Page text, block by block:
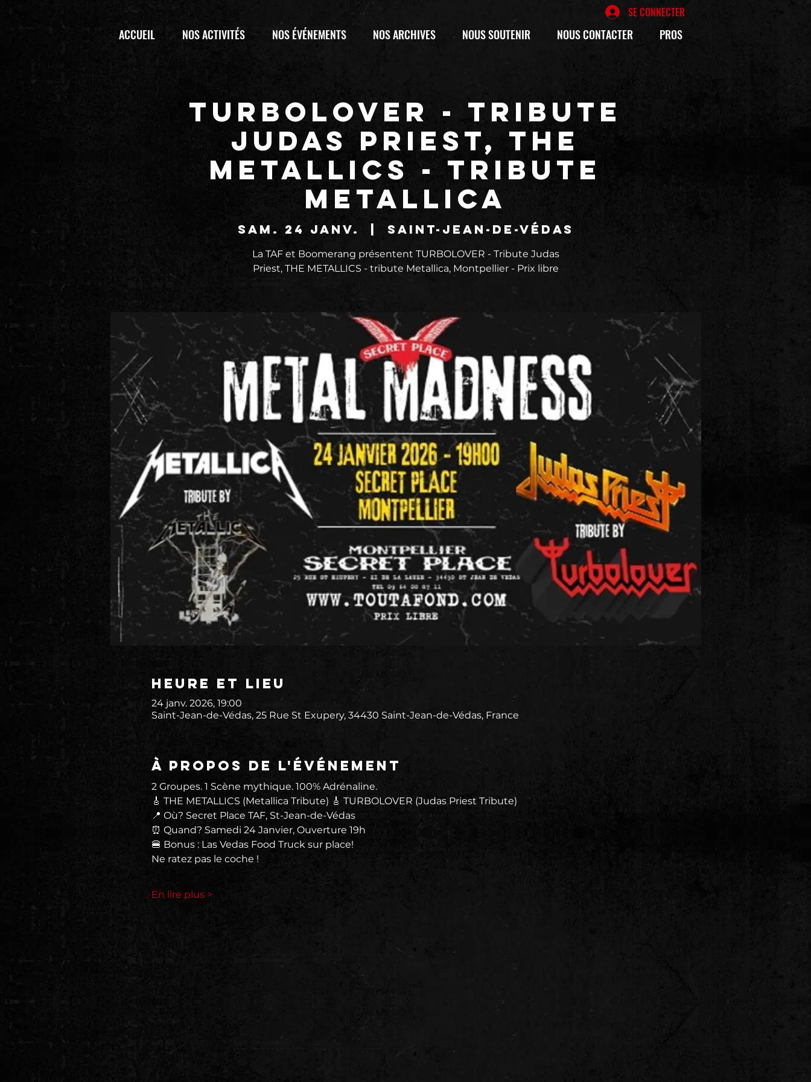
SE CONNECTER
ACCUEIL NOS ACTIVITÉS NOS ÉVÉNEMENTS NOS ARCHIVES NOUS SOUTENIR NOUS CONTACTER PROS
TURBOLOVER - Tribute
Judas Priest, THE
METALLICS - tribute
Metallica
sam. 24 janv. Saint-Jean-de-Védas
La TAF et Boomerang présentent TURBOLOVER - Tribute Judas
Heure et lieu
24 janv. 2026, 19:00
Saint-Jean-de-Védas, 25 Rue St Exupery, 34430 Saint-Jean-de-Védas, France
À propos de l'événement
2 Groupes. 1 Scène mythique. 100% Adrénaline.
🎸 THE METALLICS (Metallica Tribute) 🎸 TURBOLOVER (Judas Priest Tribute)
📍 Où? Secret Place TAF, St-Jean-de-Védas
⏰ Quand? Samedi 24 Janvier, Ouverture 19h
🍔 Bonus : Las Vedas Food Truck sur place!
Ne ratez pas le coche !
En lire plus >